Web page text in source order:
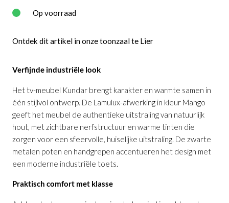
Op voorraad
Ontdek dit artikel in onze toonzaal te Lier
Verfijnde industriële look
Het tv-meubel Kundar brengt karakter en warmte samen in
één stijlvol ontwerp. De Lamulux-afwerking in kleur Mango
geeft het meubel de authentieke uitstraling van natuurlijk
hout, met zichtbare nerfstructuur en warme tinten die
zorgen voor een sfeervolle, huiselijke uitstraling. De zwarte
metalen poten en handgrepen accentueren het design met
een moderne industriële toets.
Praktisch comfort met klasse